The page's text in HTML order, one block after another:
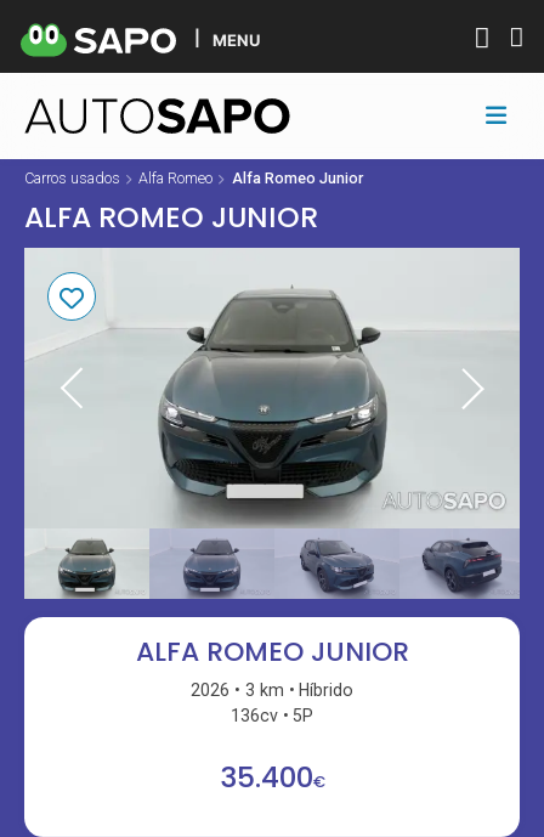
MENU
Carros usados Alfa Romeo Alfa Romeo Junior
ALFA ROMEO JUNIOR
ALFA ROMEO JUNIOR
2026 3 km
Híbrido
136cv
5P
35.400€